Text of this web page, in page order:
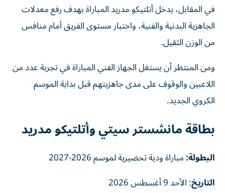
في المقابل، يدخل أتلتيكو مدريد المباراة بهدف رفع معدلات
الجاهزية البدنية والفنية، واختبار مستوى الفريق أمام منافس
من الوزن الثقيل.
ومن المنتظر أن يستغل الجهاز الفني المباراة في تجربة عدد من
اللاعبين والوقوف على مدى جاهزيتهم قبل بداية الموسم
الكروي الجديد.
بطاقة مانشستر سيتي وأتلتيكو مدريد
البطولة:مباراة ودية تحضيرية لموسم 2026-2027
التاريخ: الأحد 9 أغسطس 2026